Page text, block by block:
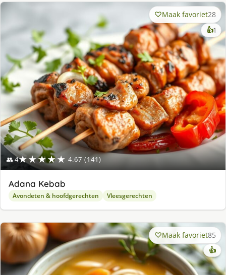
👥 4★★★★★ 4.67 (141)
Maak favoriet28
👍1
Adana Kebab
Avondeten & hoofdgerechten Vleesgerechten
Maak favoriet85
👍